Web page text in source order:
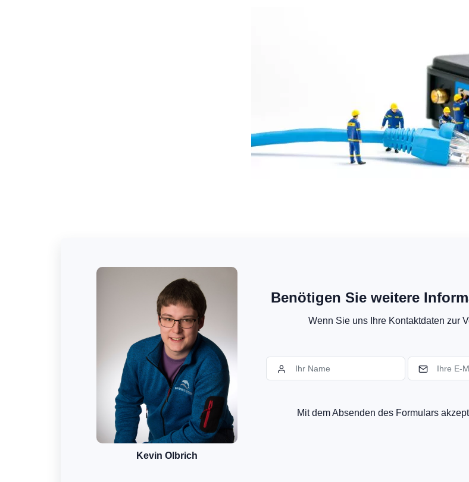
Kevin Olbrich
Benötigen Sie weitere
Wenn Sie uns Ihre Kontaktdaten zur
Mit dem Absenden des Formulars